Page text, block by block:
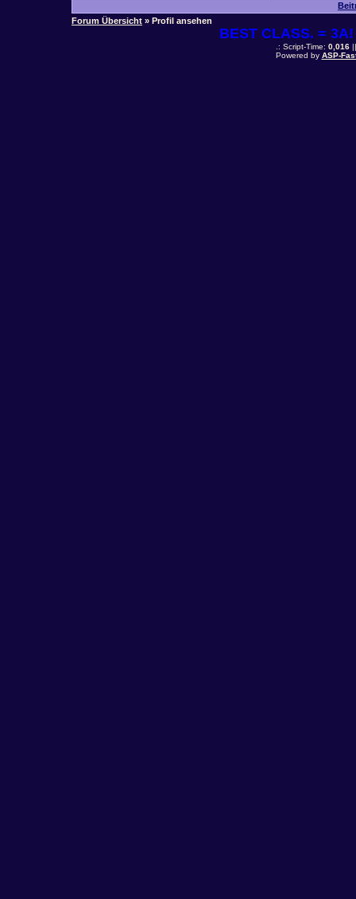
Forum Übersicht » Profil ansehen
BEST CLASS. =
.: Script-Time: 0,016||
Powered by ASP-